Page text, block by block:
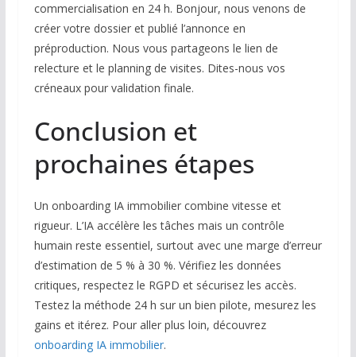
commercialisation en 24 h. Bonjour, nous venons de
créer votre dossier et publié l’annonce en
préproduction. Nous vous partageons le lien de
relecture et le planning de visites. Dites-nous vos
créneaux pour validation finale.
Conclusion et
prochaines étapes
Un onboarding IA immobilier combine vitesse et
rigueur. L’IA accélère les tâches mais un contrôle
humain reste essentiel, surtout avec une marge d’erreur
d’estimation de 5 % à 30 %. Vérifiez les données
critiques, respectez le RGPD et sécurisez les accès.
Testez la méthode 24 h sur un bien pilote, mesurez les
gains et itérez. Pour aller plus loin, découvrez
onboarding IA immobilier.